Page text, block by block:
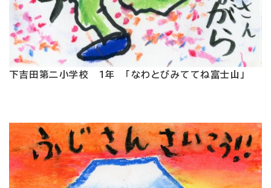
下吉田第二小学校 1年 「なわとびみててね富士山」